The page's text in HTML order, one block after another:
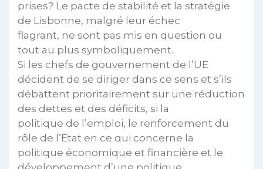
prises? Le pacte de stabilité et la stratégie
de Lisbonne, malgré leur échec
flagrant, ne sont pas mis en question ou
tout au plus symboliquement.
Si les chefs de gouvernement de l’UE
décident de se diriger dans ce sens et s’ils
débattent prioritairement sur une réduction
des dettes et des déficits, si la
politique de l’emploi, le renforcement du
rôle de l’Etat en ce qui concerne la
politique économique et financière et le